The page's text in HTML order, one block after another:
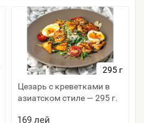
295 г
Цезарь с креветками в
азиатском стиле — 295 г.
169лей